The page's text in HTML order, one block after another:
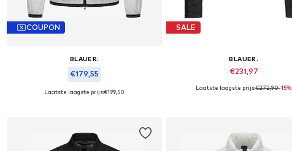
COUPON
BLAUER.
€179,55
Beschikbare maten: XS, S, M
Laatste laagste prijs:€199,50
SALE
BLAUER.
€231,97
Beschikbare maten: XS, S
Laatste laagste prijs:€272,90-15%